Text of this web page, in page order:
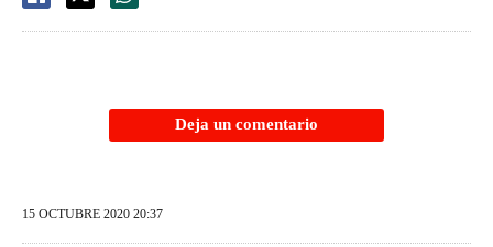
Deja un comentario
15 OCTUBRE 2020 20:37